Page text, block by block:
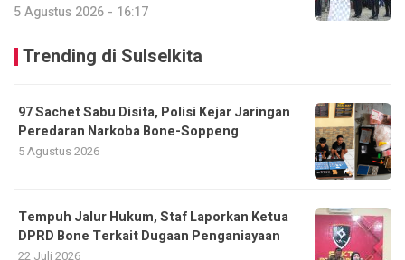
5 Agustus 2026 - 16:17
Trending di Sulselkita
97 Sachet Sabu Disita, Polisi Kejar Jaringan
Peredaran Narkoba Bone-Soppeng
5 Agustus 2026
Tempuh Jalur Hukum, Staf Laporkan Ketua
DPRD Bone Terkait Dugaan Penganiayaan
22 Juli 2026